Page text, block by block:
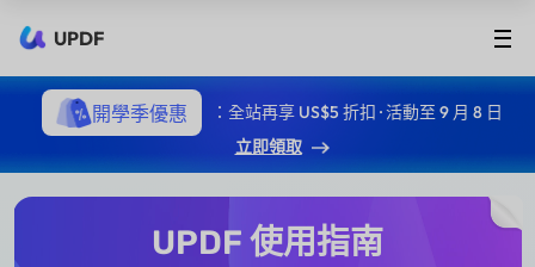
UPDF
開學季優惠
：全站再享 US$5 折扣 · 活動至 9 月 8 日
立即領取
UPDF 使用指南